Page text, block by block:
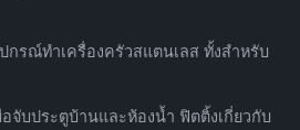
รณ์ทำเครื่องครัวสแตนเลส ทั้งสำหรับ
จับประตูบ้านและห้องน้ำ ฟิตติ้งเกี่ยวกับ